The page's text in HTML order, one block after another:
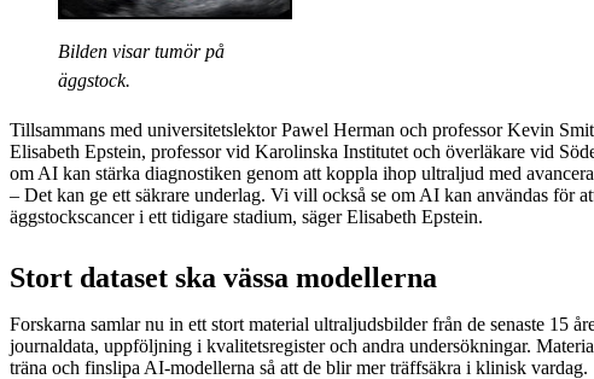
Bilden visar tumör på
äggstock.
Tillsammans med universitetslektor Pawel Herman och professor Kevin
Elisabeth Epstein, professor vid Karolinska Institutet och överläkare vid
om AI kan stärka diagnostiken genom att koppla ihop ultraljud med
– Det kan ge ett säkrare underlag. Vi vill också se om AI kan användas för
äggstockscancer i ett tidigare stadium, säger Elisabeth Epstein.
Stort dataset ska vässa modellerna
Forskarna samlar nu in ett stort material ultraljudsbilder från de senaste 15
journaldata, uppföljning i kvalitetsregister och andra undersökningar.
träna och finslipa AI-modellerna så att de blir mer träffsäkra i klinisk vardag.